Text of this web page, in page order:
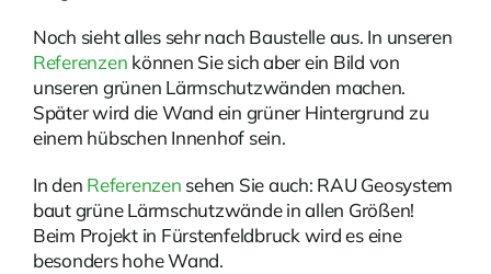
Noch sieht alles sehr nach Baustelle aus. In unseren
Referenzen können Sie sich aber ein Bild von
unseren grünen Lärmschutzwänden machen.
Später wird die Wand ein grüner Hintergrund zu
einem hübschen Innenhof sein.
In den Referenzen sehen Sie auch: RAU Geosystem
baut grüne Lärmschutzwände in allen Größen!
Beim Projekt in Fürstenfeldbruck wird es eine
besonders hohe Wand.